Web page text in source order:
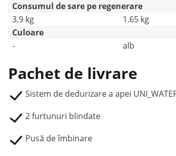
Consumul de sare pe regenerare
3.9 kg
1.65 kg
Culoare
-
alb
Pachet de livrare
Sistem de dedurizare a apei
2 furtunuri blindate
Pusă de îmbinare